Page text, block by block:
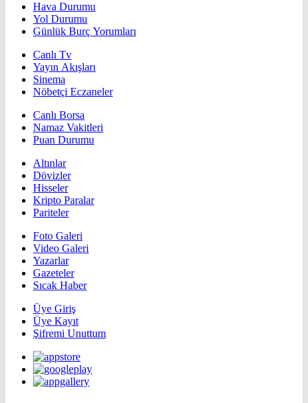
Hava Durumu
Yol Durumu
Günlük Burç Yorumları
Canlı Tv
Yayın Akışları
Sinema
Nöbetçi Eczaneler
Canlı Borsa
Namaz Vakitleri
Puan Durumu
Altınlar
Dövizler
Hisseler
Kripto Paralar
Pariteler
Foto Galeri
Video Galeri
Yazarlar
Gazeteler
Sıcak Haber
Üye Giriş
Üye Kayıt
Şifremi Unuttum